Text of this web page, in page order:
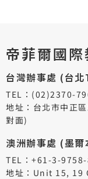
帝菲爾國
台灣辦事處 (台
TEL：(02)2370-
地址：台北市中正
對面)
澳洲辦事處 (墨
TEL：+61-3-
地址：Unit 15,